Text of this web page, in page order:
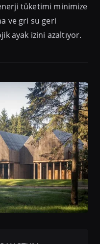
tüketimi minimize
ve gri su geri
ayak izini azaltıyor.